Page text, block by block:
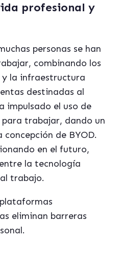
profesional y
personas se han
combinando los
y la infraestructura
destinadas al
impulsado el uso de
trabajar, dando un
de BYOD.
en el futuro,
la tecnología
trabajo.
eliminan barreras